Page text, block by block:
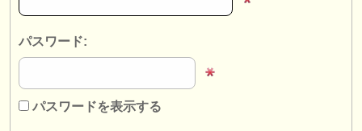
講習会
楽器の販売
パスワード:
パスワードを表示する